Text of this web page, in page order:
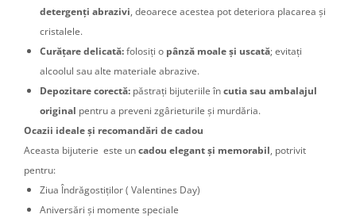
detergenți abrazivi, deoarece acestea pot deteriora placarea și
cristalele.
Curățare delicată:folosiți o pânză moale și uscată; evitați
alcoolul sau alte materiale abrazive.
Depozitare corectă: păstrați bijuteriile încutia sau ambalajul
original pentru a preveni zgârieturile și murdăria.
Ocazii ideale și recomandări de cadou
Aceasta bijuterie este uncadou elegant și memorabil, potrivit
pentru:
Ziua Îndrăgostiților ( Valentines Day)
Aniversări și momente speciale